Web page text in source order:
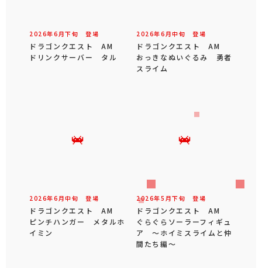
2026年6 月下旬 登場
ドラゴンクエスト AM
ドリンクサーバー タル
2026年6 月中旬 登場
ドラゴンクエスト AM
おっきなぬいぐるみ 勇者
スライム
2026年6 月中旬 登場
ドラゴンクエスト AM
ピンチハンガー メタルホ
イミン
2026年5 月下旬 登場
ドラゴンクエスト AM
ぐらぐらソーラーフィギュ
ア ～ホイミスライムと仲
間たち編～